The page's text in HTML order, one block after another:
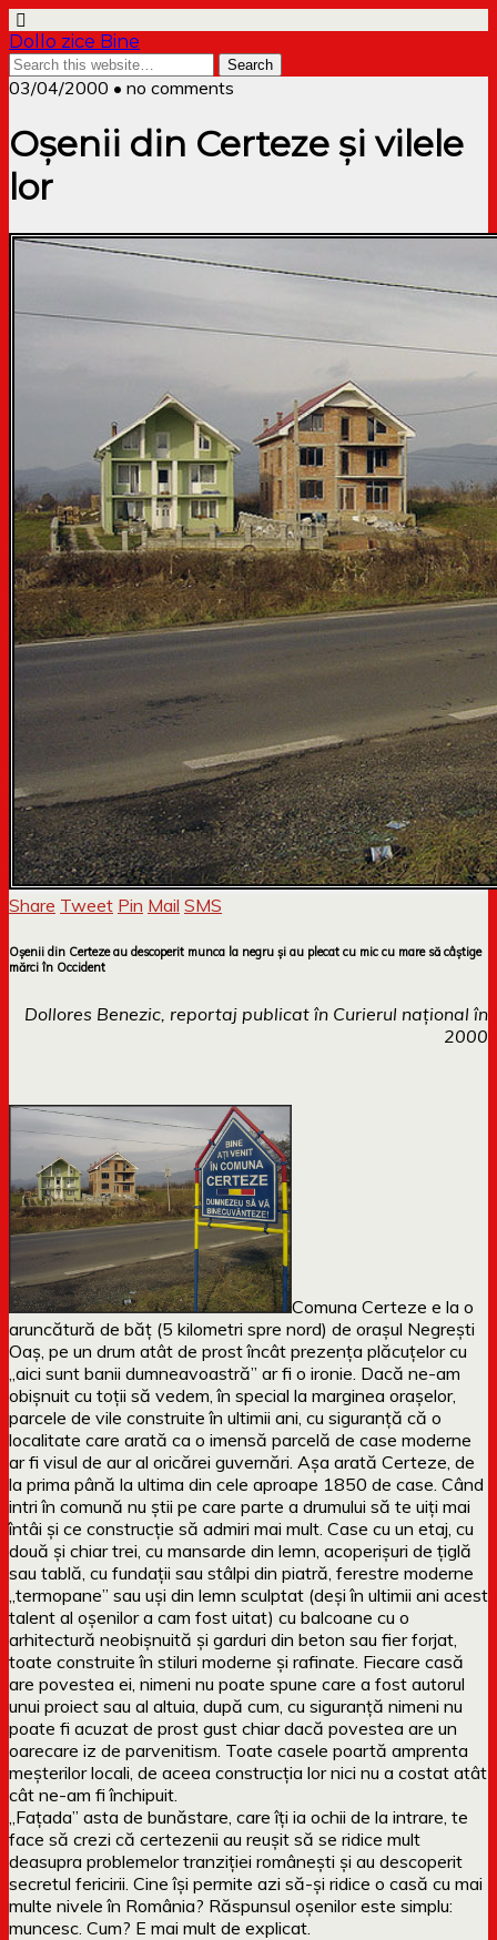
Dollo zice Bine
03/04/2000 • no comments
Oșenii din Certeze și vilele
lor
Share Tweet Pin Mail SMS
Oșenii din Certeze au descoperit munca la negru și au plecat cu mic cu mare să câștige
mărci în Occident
Dollores Benezic, reportaj publicat în Curierul național în
2000
Comuna Certeze e la o
aruncătură de băț (5 kilometri spre nord) de orașul Negrești
Oaș, pe un drum atât de prost încât prezența plăcuțelor cu
„aici sunt banii dumneavoastră” ar fi o ironie. Dacă ne-am
obișnuit cu toții să vedem, în special la marginea orașelor,
parcele de vile construite în ultimii ani, cu siguranță că o
localitate care arată ca o imensă parcelă de case moderne
ar fi visul de aur al oricărei guvernări. Așa arată Certeze, de
la prima până la ultima din cele aproape 1850 de case. Când
intri în comună nu știi pe care parte a drumului să te uiți mai
întâi și ce construcție să admiri mai mult. Case cu un etaj, cu
două și chiar trei, cu mansarde din lemn, acoperișuri de țiglă
sau tablă, cu fundații sau stâlpi din piatră, ferestre moderne
„termopane” sau uși din lemn sculptat (deși în ultimii ani acest
talent al oșenilor a cam fost uitat) cu balcoane cu o
arhitectură neobișnuită și garduri din beton sau fier forjat,
toate construite în stiluri moderne și rafinate. Fiecare casă
are povestea ei, nimeni nu poate spune care a fost autorul
unui proiect sau al altuia, după cum, cu siguranță nimeni nu
poate fi acuzat de prost gust chiar dacă povestea are un
oarecare iz de parvenitism. Toate casele poartă amprenta
meșterilor locali, de aceea construcția lor nici nu a costat atât
cât ne-am fi închipuit.
„Fațada” asta de bunăstare, care îți ia ochii de la intrare, te
face să crezi că certezenii au reușit să se ridice mult
deasupra problemelor tranziției românești și au descoperit
secretul fericirii. Cine își permite azi să-și ridice o casă cu mai
multe nivele în România? Răspunsul oșenilor este simplu:
muncesc. Cum? E mai mult de explicat.